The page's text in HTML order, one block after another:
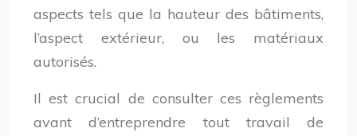
aspects tels que la hauteur des bâtiments,
l’aspect extérieur, ou les matériaux
autorisés.
Il est crucial de consulter ces règlements
avant d’entreprendre tout travail de